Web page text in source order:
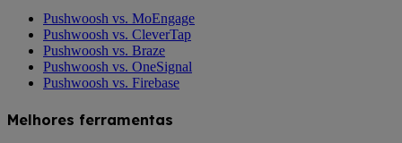
Pushwoosh vs. MoEngage
Pushwoosh vs. CleverTap
Pushwoosh vs. Braze
Pushwoosh vs. OneSignal
Pushwoosh vs. Firebase
Melhores ferramentas